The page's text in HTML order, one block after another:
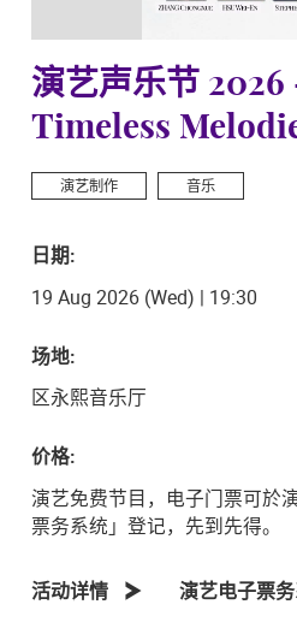
演艺声乐节
Timeless
演艺制作 音乐
日期:
19 Aug 2026 (Wed) | 19:30
场地:
区永熙音乐厅
价格:
演艺免费节目，电子门票可於
票务系统」登记，先到先得。
活动详情 演艺电子票